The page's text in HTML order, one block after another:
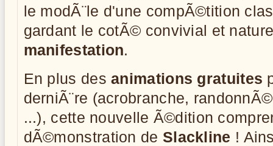
le modÃ¨le d'une compÃ©tition
gardant le cotÃ© convivial et
manifestation.
En plus desanimations gratuites
derniÃ¨re (acrobranche,
...), cette nouvelle Ã©dition
dÃ©monstration de Slackline !